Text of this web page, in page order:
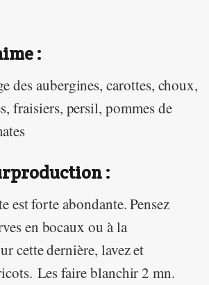
:
des aubergines, carottes, choux,
fraisiers, persil, pommes de
:
est forte abondante. Pensez
en bocaux ou à la
cette dernière, lavez et
Les faire blanchir 2 mn.